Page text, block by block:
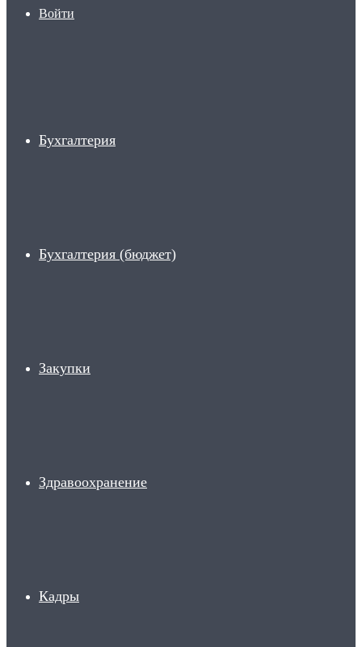
Войти
Бухгалтерия
Бухгалтерия (бюджет)
Закупки
Здравоохранение
Кадры